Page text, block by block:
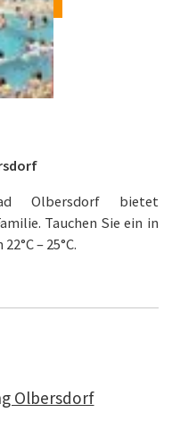
Olbersdorf bietet
Tauchen Sie ein in
– 25°C.
Olbersdorf